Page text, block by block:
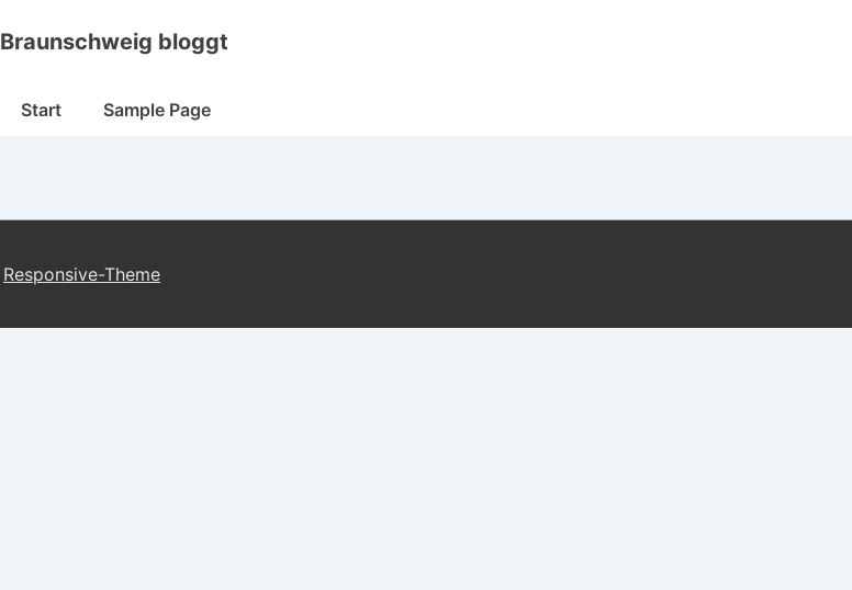
Braunschweig bloggt
Hauptnavigation
Start Sample Page
Responsive-Theme